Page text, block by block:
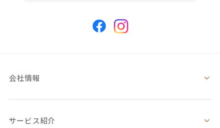
会社情報
サービス紹介